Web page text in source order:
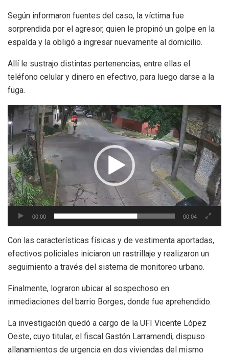
Según informaron fuentes del caso, la víctima fue
sorprendida por el agresor, quien le propinó un golpe en la
espalda y la obligó a ingresar nuevamente al domicilio.
Allí le sustrajo distintas pertenencias, entre ellas el
teléfono celular y dinero en efectivo, para luego darse a la
fuga.
Reproductor
de
video
00:00 00:04
Con las características físicas y de vestimenta aportadas,
efectivos policiales iniciaron un rastrillaje y realizaron un
seguimiento a través del sistema de monitoreo urbano.
Finalmente, lograron ubicar al sospechoso en
inmediaciones del barrio Borges, donde fue aprehendido.
La investigación quedó a cargo de la UFI Vicente López
Oeste, cuyo titular, el fiscal Gastón Larramendi, dispuso
allanamientos de urgencia en dos viviendas del mismo